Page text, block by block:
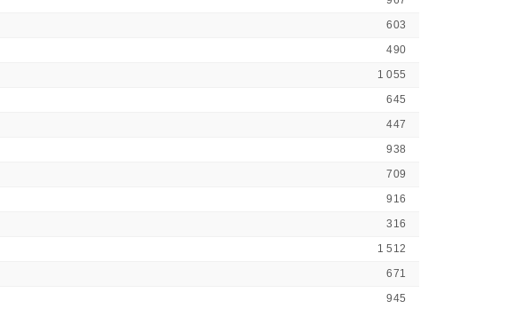
603
490
1 055
645
447
938
709
916
316
1 512
671
945